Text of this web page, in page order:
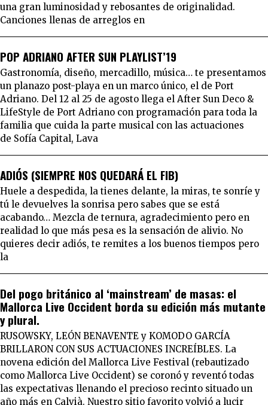
una gran luminosidad y rebosantes de originalidad.
Canciones llenas de arreglos en
POP ADRIANO AFTER SUN PLAYLIST’19
Gastronomía, diseño, mercadillo, música… te presentamos
un planazo post-playa en un marco único, el de Port
Adriano. Del 12 al 25 de agosto llega el After Sun Deco &
LifeStyle de Port Adriano con programación para toda la
familia que cuida la parte musical con las actuaciones
de Sofía Capital, Lava
ADIÓS (SIEMPRE NOS QUEDARÁ EL FIB)
Huele a despedida, la tienes delante, la miras, te sonríe y
tú le devuelves la sonrisa pero sabes que se está
acabando… Mezcla de ternura, agradecimiento pero en
realidad lo que más pesa es la sensación de alivio. No
quieres decir adiós, te remites a los buenos tiempos pero
la
Del pogo británico al ‘mainstream’ de masas: el
Mallorca Live Occident borda su edición más mutante
y plural.
RUSOWSKY, LEÓN BENAVENTE y KOMODO GARCÍA
BRILLARON CON SUS ACTUACIONES INCREÍBLES. La
novena edición del Mallorca Live Festival (rebautizado
como Mallorca Live Occident) se coronó y reventó todas
las expectativas llenando el precioso recinto situado un
año más en Calvià. Nuestro sitio favorito volvió a lucir